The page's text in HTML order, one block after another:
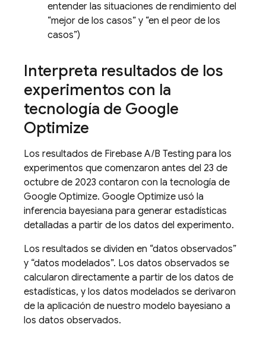
entender las situaciones de rendimiento del
“mejor de los casos” y “en el peor de los
casos”)
Interpreta resultados de los
experimentos con la
tecnología de Google
Optimize
Los resultados de Firebase A/B Testing para los
experimentos que comenzaron antes del 23 de
octubre de 2023 contaron con la tecnología de
Google Optimize. Google Optimize usó la
inferencia bayesiana para generar estadísticas
detalladas a partir de los datos del experimento.
Los resultados se dividen en “datos observados”
y “datos modelados”. Los datos observados se
calcularon directamente a partir de los datos de
estadísticas, y los datos modelados se derivaron
de la aplicación de nuestro modelo bayesiano a
los datos observados.